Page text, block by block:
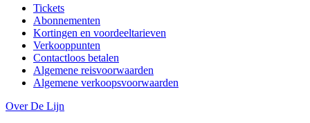
Tickets
Abonnementen
Kortingen en voordeeltarieven
Verkooppunten
Contactloos betalen
Algemene reisvoorwaarden
Algemene verkoopsvoorwaarden
Over De Lijn